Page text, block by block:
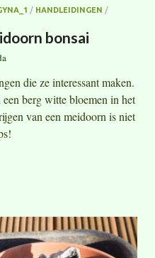
/ HANDLEIDINGEN /
bonsai
die ze interessant maken.
berg witte bloemen in het
van een meidoorn is niet